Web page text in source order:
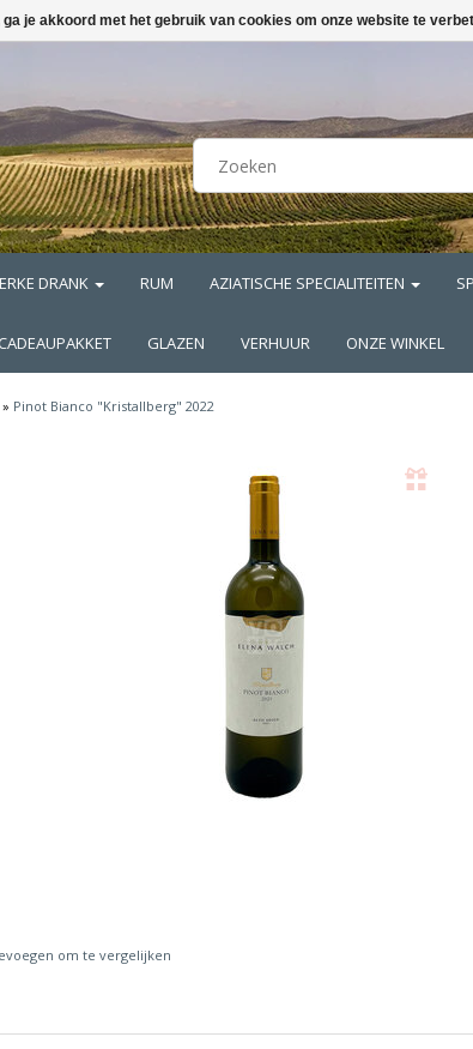
DRANK RUM AZIATISCHE SPECIALITEITEN
CADEAUPAKKET GLAZEN VERHUUR ONZE WINKEL
» Pinot Bianco "Kristallberg" 2022
om te vergelijken
je akkoord met het gebruik van cookies om onze website te